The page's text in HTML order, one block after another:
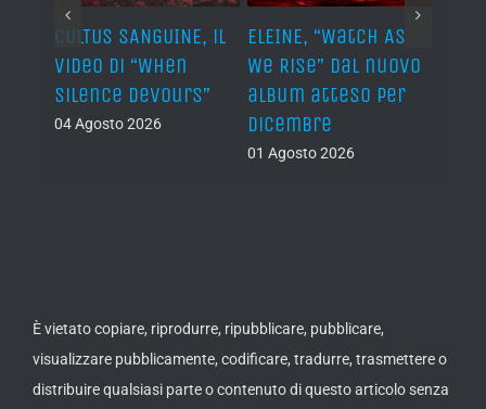
CULTUS SANGUINE, il
video di “When
Silence Devours”
04 Agosto 2026
ELEINE, “Watch As
We Rise” dal nuovo
album atteso per
dicembre
01 Agosto 2026
È vietato copiare, riprodurre, ripubblicare, pubblicare,
visualizzare pubblicamente, codificare, tradurre, trasmettere o
distribuire qualsiasi parte o contenuto di questo articolo senza